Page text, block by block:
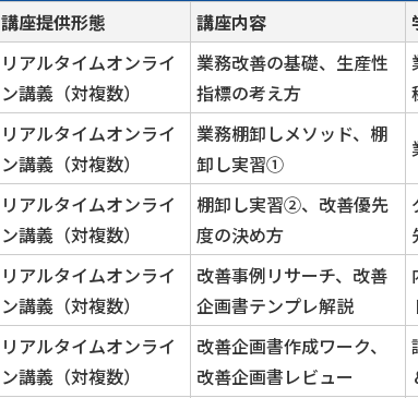
講座提供形態 講座内容
リアルタイムオンライ
ン講義（対複数）
業務改善の基礎、生産性
指標の考え方
リアルタイムオンライ
ン講義（対複数）
業務棚卸しメソッド、棚
卸し実習①
リアルタイムオンライ
ン講義（対複数）
棚卸し実習②、改善優先
度の決め方
リアルタイムオンライ
ン講義（対複数）
改善事例リサーチ、改善
企画書テンプレ解説
リアルタイムオンライ
ン講義（対複数）
改善企画書作成ワーク、
改善企画書レビュー